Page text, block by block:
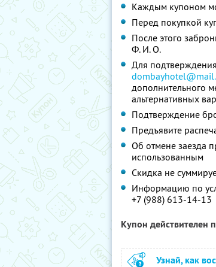
Каждым купоном
Перед покупкой
После этого
Ф. И. О.
Для
дополнительного
альтернативных
Подтверждение
Предъявите
Об отмене заезда
использованным
Скидка не
Информацию по
+7 (988) 613-14-13
Купон действителен
Узнай, как